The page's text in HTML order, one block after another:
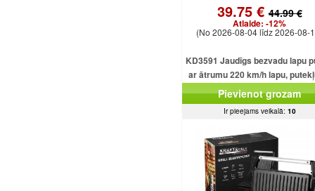
39.75 €44.99 €
Atlaide: -12%
(No 2026-08-04 līdz 2026-08-
KD3591 Jaudīgs bezvadu lapu
ar ātrumu 220 km/h lapu,
dārza atkritumu tīrīšanai
Pievienot grozam
Ir pieejams veikalā: 10